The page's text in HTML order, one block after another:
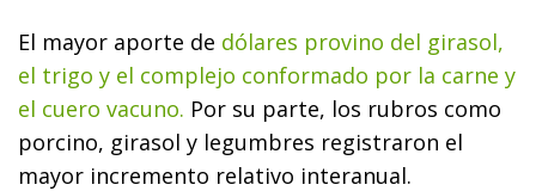
El mayor aporte de dólares provino del girasol,
el trigo y el complejo conformado por la carne y
el cuero vacuno. Por su parte, los rubros como
porcino, girasol y legumbres registraron el
mayor incremento relativo interanual.